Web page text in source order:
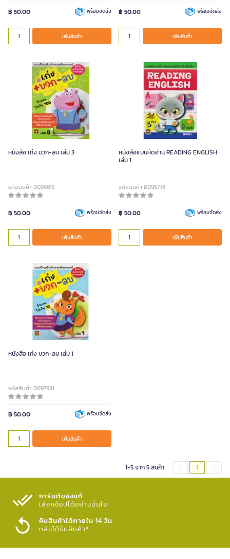
฿ 50.00 พร้อมจัดส่ง
เพิ่มสินค้า
฿ 50.00
พร้อมจัดส่ง
เพิ่มสินค้า
หนังสือ เก่ง บวก-ลบ เล่ม 3
รหัสสินค้า D094815
฿ 50.00 พร้อมจัดส่ง
เพิ่มสินค้า
หนังสือแบบหัดอ่าน READING ENGLISH
เล่ม 1
รหัสสินค้า D095778
฿ 50.00 พร้อมจัดส่ง
เพิ่มสินค้า
หนังสือ เก่ง บวก-ลบ เล่ม 1
รหัสสินค้า D097931
฿ 50.00 พร้อมจัดส่ง
เพิ่มสินค้า
1-5 จาก 5 สินค้า 1
การันตีของแท้
เลือกช้อปได้อย่างมั่นใจ​
คืนสินค้าได้ภายใน 14 วัน
หลังได้รับสินค้า*